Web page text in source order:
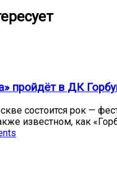
пройдёт в ДК
состоится рок —
известном, как